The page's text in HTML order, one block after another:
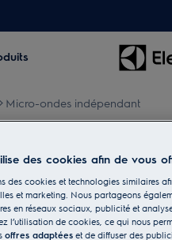
Micro-ondes indépendant
vos délicieux restes.
des cookies afin de vous
des cookies et technologies similaires
et marketing. Nous partageons
en réseaux sociaux, publicité et
l’utilisation de cookies, ce qui nous
offres adaptées et de diffuser des